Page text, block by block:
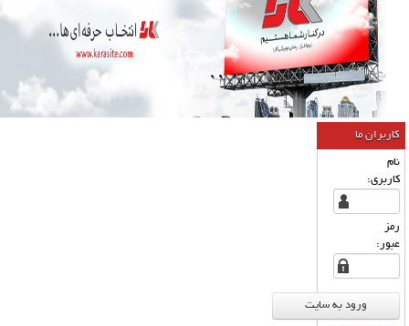
کاربران ما
نام
كاربری:
رمز
عبور: